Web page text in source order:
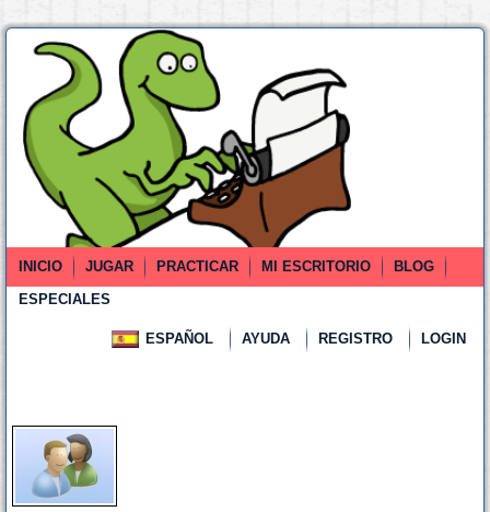
INICIO JUGAR PRACTICAR MI ESCRITORIO
BLOG
ESPECIALES
ESPAÑOL AYUDA REGISTRO LOGIN